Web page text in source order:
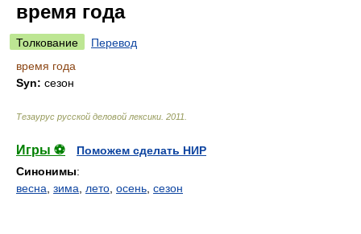
время года
Толкование
Перевод
время года
Syn: сезон
Тезаурус русской деловой лексики 2011
Игры ⚽
Поможем сделать НИР
Синонимы:
весна зима лето осень сезон